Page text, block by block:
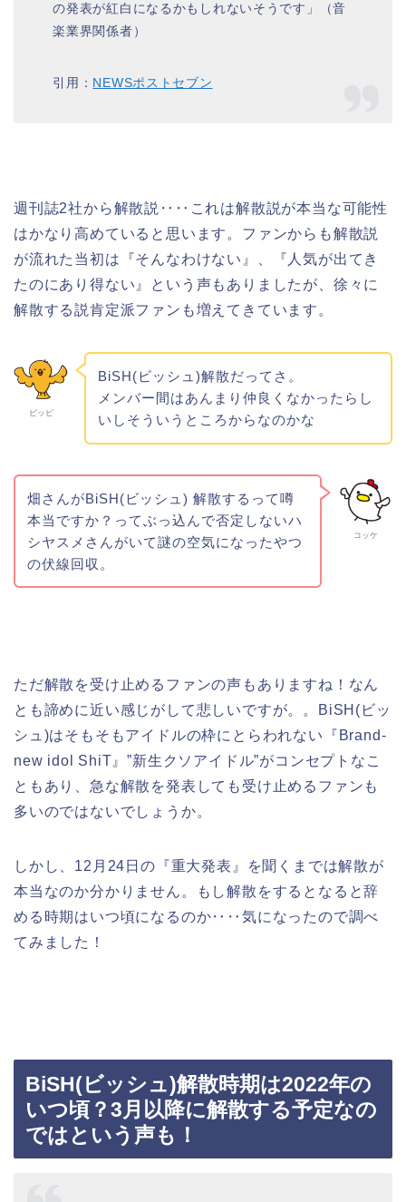
の発表が紅白になるかもしれないそうです」（音
楽業界関係者）
引用： NEWSポストセブン
週刊誌2社から解散説‥‥これは解散説が本当な可能性
はかなり高めていると思います。ファンからも解散説
が流れた当初は『そんなわけない』、『人気が出てき
たのにあり得ない』という声もありましたが、徐々に
解散する説肯定派ファンも増えてきています。
ピッピ
BiSH(ビッシュ)解散だってさ。
メンバー間はあんまり仲良くなかったらし
いしそういうところからなのかな
コッケ
畑さんがBiSH(ビッシュ) 解散するって噂
本当ですか？ってぶっ込んで否定しないハ
シヤスメさんがいて謎の空気になったやつ
の伏線回収。
ただ解散を受け止めるファンの声もありますね！なん
とも諦めに近い感じがして悲しいですが。。BiSH(ビッ
シュ)はそもそもアイドルの枠にとらわれない『Brand-
new idol ShiT』”新生クソアイドル”がコンセプトなこ
ともあり、急な解散を発表しても受け止めるファンも
多いのではないでしょうか。
しかし、12月24日の『重大発表』を聞くまでは解散が
本当なのか分かりません。もし解散をするとなると辞
める時期はいつ頃になるのか‥‥気になったので調べ
てみました！
BiSH(ビッシュ)解散時期は2022年の
いつ頃？3月以降に解散する予定なの
ではという声も！